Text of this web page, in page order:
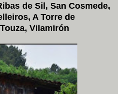
de Sil, San Cosmede,
A Torre de
Vilamirón